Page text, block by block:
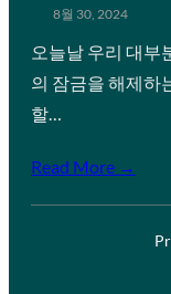
8월 30, 2024
오늘날 우리 대부
의 잠금을 해제하
할…
Read More →